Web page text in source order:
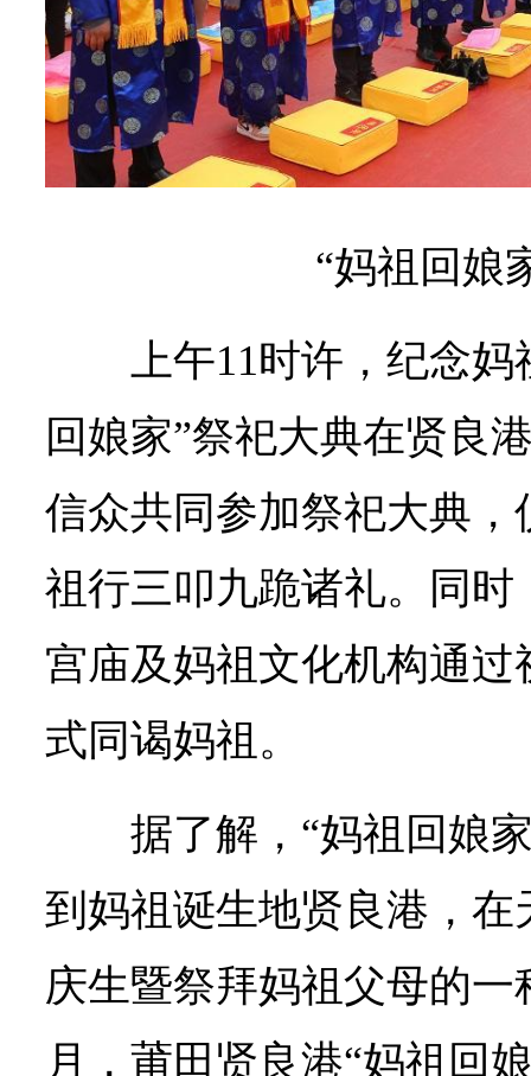
“妈祖回娘
上午11时许，纪念妈
回娘家”祭祀大典在贤良
信众共同参加祭祀大典
祖行三叩九跪诸礼。同
宫庙及妈祖文化机构通
式同谒妈祖。
据了解，“妈祖回娘
到妈祖诞生地贤良港，
庆生暨祭拜妈祖父母的一
月，莆田贤良港“妈祖回